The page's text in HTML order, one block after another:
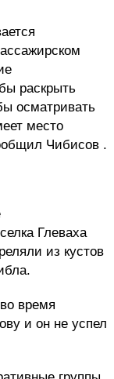
раскрыть
осматривать
место
Чибисов .
Глеваха
из кустов
время
и он не успел